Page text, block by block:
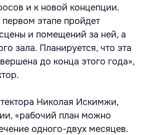
и к новой концепции.
этапе пройдет
и помещений за ней, а
зала. Планируется, что эта
до конца этого года»,
Николая Искимжи,
«рабочий план можно
одного-двух месяцев.